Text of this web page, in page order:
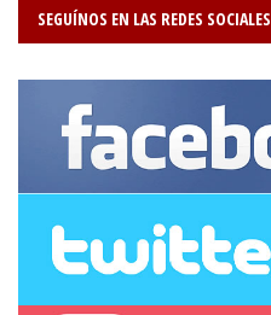
SEGUÍNOS EN LAS REDES SOCIALES